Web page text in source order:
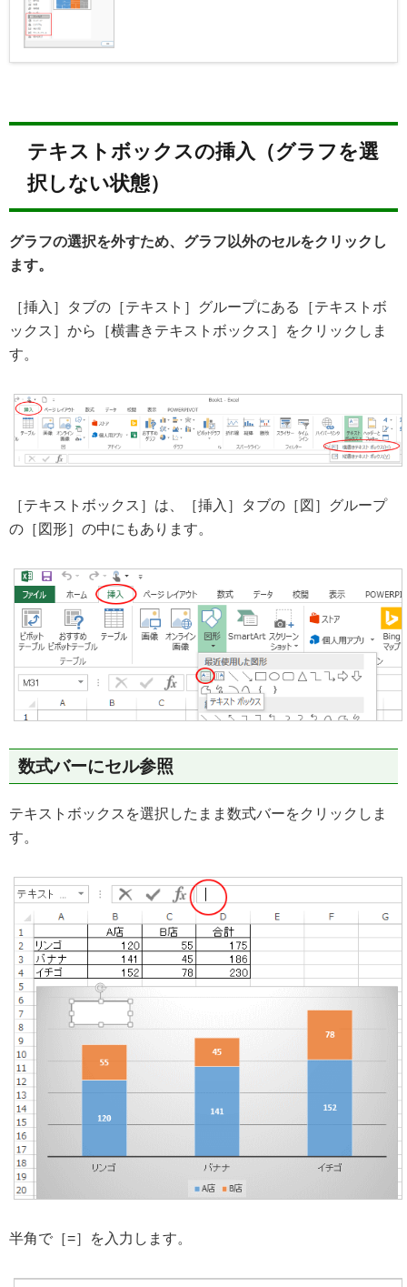
テキストボックスの挿入（グラフを選
択しない状態）
グラフの選択を外すため、グラフ以外のセルをクリックし
ます。
［挿入］タブの［テキスト］グループにある［テキストボ
ックス］から［横書きテキストボックス］をクリックしま
す。
［テキストボックス］は、［挿入］タブの［図］グループ
の［図形］の中にもあります。
数式バーにセル参照
テキストボックスを選択したまま数式バーをクリックしま
す。
半角で［=］を入力します。